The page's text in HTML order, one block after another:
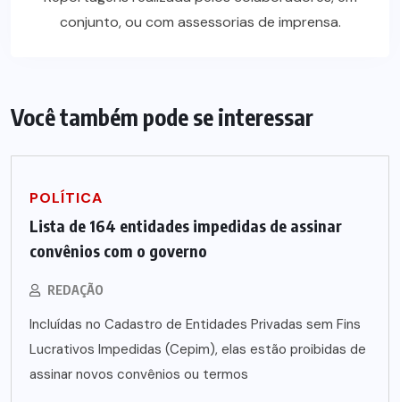
conjunto, ou com assessorias de imprensa.
Você também pode se interessar
POLÍTICA
Lista de 164 entidades impedidas de assinar
convênios com o governo
REDAÇÃO
Incluídas no Cadastro de Entidades Privadas sem Fins
Lucrativos Impedidas (Cepim), elas estão proibidas de
assinar novos convênios ou termos